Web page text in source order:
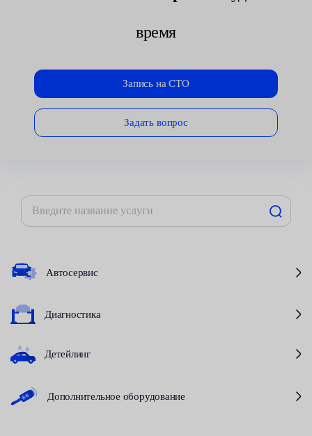
время
Запись на СТО
Задать вопрос
Автосервис
Диагностика
Детейлинг
Дополнительное оборудование